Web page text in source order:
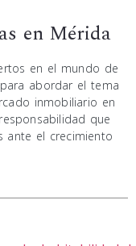
en Mérida
en el mundo de
abordar el tema
inmobiliario en
que
ante el crecimiento